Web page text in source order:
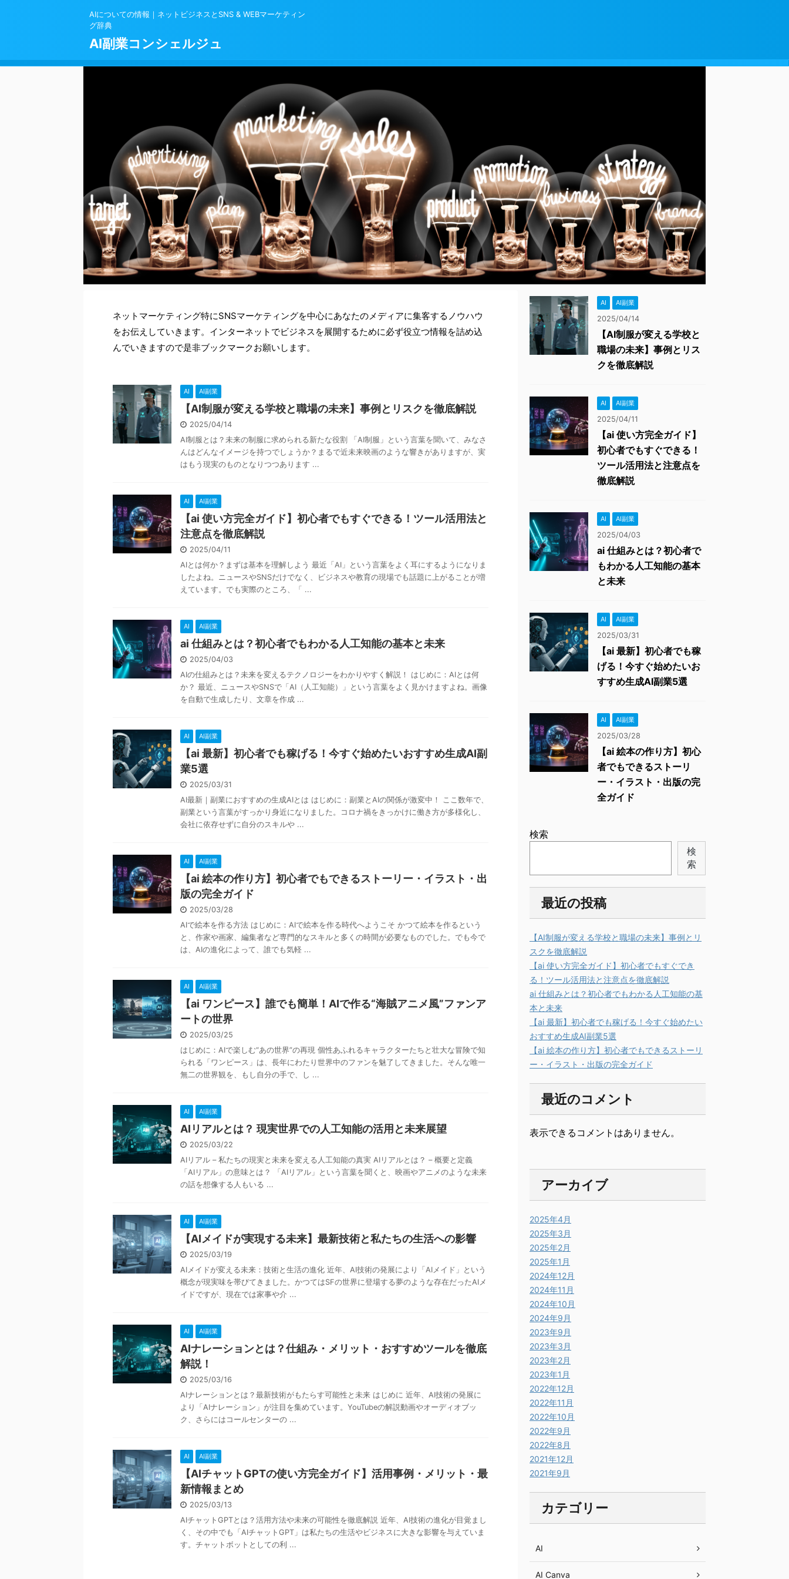
AIについての情報｜ネットビジネスとSNS & WEBマーケティン
グ辞典
AI副業コンシェルジュ
ネットマーケティング特にSNSマーケティングを中心にあなたのメディアに集客するノウハウ
をお伝えしていきます。インターネットでビジネスを展開するために必ず役立つ情報を詰め込
んでいきますので是非ブックマークお願いします。
AI AI副業
【AI制服が変える学校と職場の未来】事例とリスクを徹底解説
2025/04/14
AI制服とは？未来の制服に求められる新たな役割 「AI制服」という言葉を聞いて、みなさ
んはどんなイメージを持つでしょうか？まるで近未来映画のような響きがありますが、実
はもう現実のものとなりつつあります ...
AI AI副業
【ai 使い方完全ガイド】初心者でもすぐできる！ツール活用法と
注意点を徹底解説
2025/04/11
AIとは何か？まずは基本を理解しよう 最近「AI」という言葉をよく耳にするようになりま
したよね。ニュースやSNSだけでなく、ビジネスや教育の現場でも話題に上がることが増
えています。でも実際のところ、「 ...
AI AI副業
ai 仕組みとは？初心者でもわかる人工知能の基本と未来
2025/04/03
AIの仕組みとは？未来を変えるテクノロジーをわかりやすく解説！ はじめに：AIとは何
か？ 最近、ニュースやSNSで「AI（人工知能）」という言葉をよく見かけますよね。画像
を自動で生成したり、文章を作成 ...
AI AI副業
【ai 最新】初心者でも稼げる！今すぐ始めたいおすすめ生成AI副
業5選
2025/03/31
AI最新｜副業におすすめの生成AIとは はじめに：副業とAIの関係が激変中！ ここ数年で、
副業という言葉がすっかり身近になりました。コロナ禍をきっかけに働き方が多様化し、
会社に依存せずに自分のスキルや ...
AI AI副業
【ai 絵本の作り方】初心者でもできるストーリー・イラスト・出
版の完全ガイド
2025/03/28
AIで絵本を作る方法 はじめに：AIで絵本を作る時代へようこそ かつて絵本を作るという
と、作家や画家、編集者など専門的なスキルと多くの時間が必要なものでした。でも今で
は、AIの進化によって、誰でも気軽 ...
AI AI副業
【ai ワンピース】誰でも簡単！AIで作る“海賊アニメ風”ファンア
ートの世界
2025/03/25
はじめに：AIで楽しむ“あの世界”の再現 個性あふれるキャラクターたちと壮大な冒険で知
られる「ワンピース」は、長年にわたり世界中のファンを魅了してきました。そんな唯一
無二の世界観を、もし自分の手で、し ...
AI AI副業
AIリアルとは？ 現実世界での人工知能の活用と未来展望
2025/03/22
AIリアル – 私たちの現実と未来を変える人工知能の真実 AIリアルとは？ – 概要と定義
「AIリアル」の意味とは？ 「AIリアル」という言葉を聞くと、映画やアニメのような未来
の話を想像する人もいる ...
AI AI副業
【AIメイドが実現する未来】最新技術と私たちの生活への影響
2025/03/19
AIメイドが変える未来：技術と生活の進化 近年、AI技術の発展により「AIメイド」という
概念が現実味を帯びてきました。かつてはSFの世界に登場する夢のような存在だったAIメ
イドですが、現在では家事や介 ...
AI AI副業
AIナレーションとは？仕組み・メリット・おすすめツールを徹底
解説！
2025/03/16
AIナレーションとは？最新技術がもたらす可能性と未来 はじめに 近年、AI技術の発展に
より「AIナレーション」が注目を集めています。YouTubeの解説動画やオーディオブッ
ク、さらにはコールセンターの ...
AI AI副業
【AIチャットGPTの使い方完全ガイド】活用事例・メリット・最
新情報まとめ
2025/03/13
AIチャットGPTとは？活用方法や未来の可能性を徹底解説 近年、AI技術の進化が目覚まし
く、その中でも「AIチャットGPT」は私たちの生活やビジネスに大きな影響を与えていま
す。チャットボットとしての利 ...
AI AI副業
2025/04/14
【AI制服が変える学校と
職場の未来】事例とリス
クを徹底解説
AI AI副業
2025/04/11
【ai 使い方完全ガイド】
初心者でもすぐできる！
ツール活用法と注意点を
徹底解説
AI AI副業
2025/04/03
ai 仕組みとは？初心者で
もわかる人工知能の基本
と未来
AI AI副業
2025/03/31
【ai 最新】初心者でも稼
げる！今すぐ始めたいお
すすめ生成AI副業5選
AI AI副業
2025/03/28
【ai 絵本の作り方】初心
者でもできるストーリ
ー・イラスト・出版の完
全ガイド
検索
検
索
最近の投稿
【AI制服が変える学校と職場の未来】事例とリ
スクを徹底解説
【ai 使い方完全ガイド】初心者でもすぐでき
る！ツール活用法と注意点を徹底解説
ai 仕組みとは？初心者でもわかる人工知能の基
本と未来
【ai 最新】初心者でも稼げる！今すぐ始めたい
おすすめ生成AI副業5選
【ai 絵本の作り方】初心者でもできるストーリ
ー・イラスト・出版の完全ガイド
最近のコメント
表示できるコメントはありません。
アーカイブ
2025年4月
2025年3月
2025年2月
2025年1月
2024年12月
2024年11月
2024年10月
2024年9月
2023年9月
2023年3月
2023年2月
2023年1月
2022年12月
2022年11月
2022年10月
2022年9月
2022年8月
2021年12月
2021年9月
カテゴリー
AI
AI Canva